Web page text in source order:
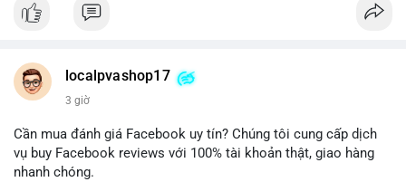
Đặt hàng ngay hôm nay để nhận ưu đãi tốt nhất!
- WhatsApp: +1 (66
215-8938
- Telegram: @localpvashop
Đừng bỏ lỡ cơ hội sở hữu tài khoản WeChat chất lượng với giá
tốt. Liên hệ ngay!
localpvashop17
3 giờ
Cần mua đánh giá Facebook uy tín? Chúng tôi cung cấp dịch
vụ buy Facebook reviews với 100% tài khoản thật, giao hàng
nhanh chóng.